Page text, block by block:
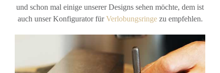
und schon mal einige unserer Designs sehen möchte, dem ist
auch unser Konfigurator fürVerlobungsringezu empfehlen.